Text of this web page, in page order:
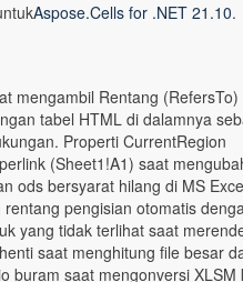
Aspose.Cells for .NET 21.10.
mengambil Rentang
tabel HTML di dalamnya
Properti CurrentRegion
(Sheet1!A1) saat
ods bersyarat hilang di MS
rentang pengisian otomatis
yang tidak terlihat saat
saat menghitung file besar
buram saat mengonversi XLSM